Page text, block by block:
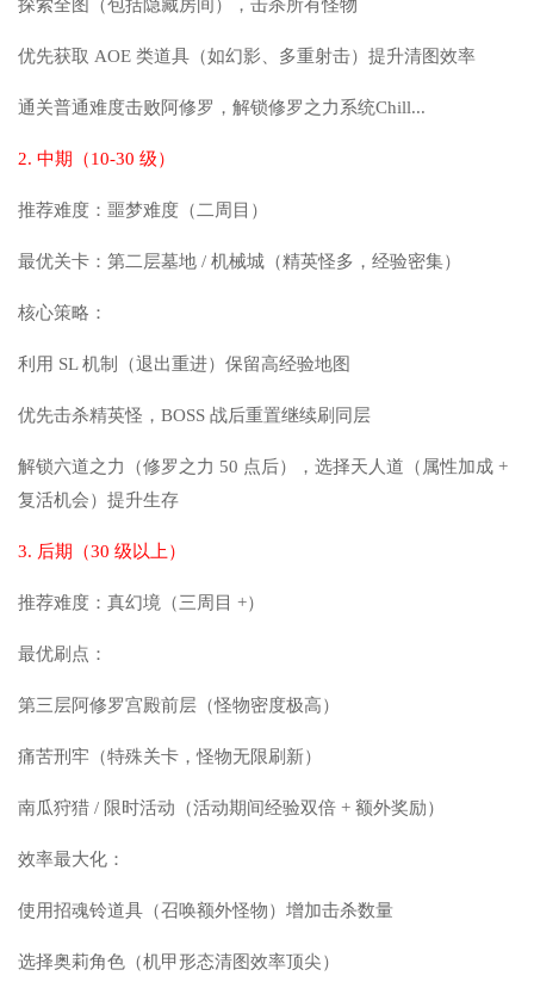
探索全图（包括隐藏房间），击杀所有怪物
优先获取 AOE 类道具（如幻影、多重射击）提升清图效率
通关普通难度击败阿修罗，解锁修罗之力系统Chill...
2. 中期（10-30 级）
推荐难度：噩梦难度（二周目）
最优关卡：第二层墓地 / 机械城（精英怪多，经验密集）
核心策略：
利用 SL 机制（退出重进）保留高经验地图
优先击杀精英怪，BOSS 战后重置继续刷同层
解锁六道之力（修罗之力 50 点后），选择天人道（属性加成 +
复活机会）提升生存
3. 后期（30 级以上）
推荐难度：真幻境（三周目 +）
最优刷点：
第三层阿修罗宫殿前层（怪物密度极高）
痛苦刑牢（特殊关卡，怪物无限刷新）
南瓜狩猎 / 限时活动（活动期间经验双倍 + 额外奖励）
效率最大化：
使用招魂铃道具（召唤额外怪物）增加击杀数量
选择奥莉角色（机甲形态清图效率顶尖）